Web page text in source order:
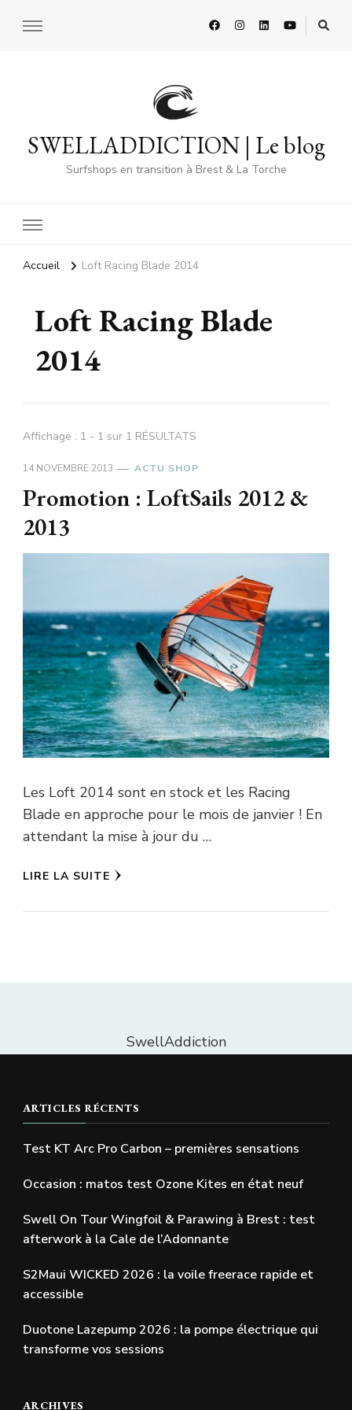
SWELLADDICTION | Le blog
Surfshops en transition à Brest & La Torche
Accueil Loft Racing Blade 2014
Loft Racing Blade
2014
Affichage : 1 - 1 sur 1 RÉSULTATS
14 NOVEMBRE 2013 ACTU SHOP
Promotion : LoftSails 2012 &
2013
Les Loft 2014 sont en stock et les Racing
Blade en approche pour le mois de janvier ! En
attendant la mise à jour du …
LIRE LA SUITE
SwellAddiction
ARTICLES RÉCENTS
Test KT Arc Pro Carbon – premières sensations
Occasion : matos test Ozone Kites en état neuf
Swell On Tour Wingfoil & Parawing à Brest : test
afterwork à la Cale de l’Adonnante
S2Maui WICKED 2026 : la voile freerace rapide et
accessible
Duotone Lazepump 2026 : la pompe électrique qui
transforme vos sessions
ARCHIVES